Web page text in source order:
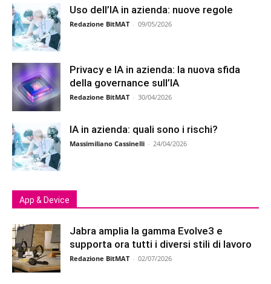
Uso dell’IA in azienda: nuove regole
Redazione BitMAT - 09/05/2026
Privacy e IA in azienda: la nuova sfida
della governance sull’IA
Redazione BitMAT - 30/04/2026
IA in azienda: quali sono i rischi?
Massimiliano Cassinelli - 24/04/2026
App & Device
Jabra amplia la gamma Evolve3 e
supporta ora tutti i diversi stili di lavoro
Redazione BitMAT - 02/07/2026